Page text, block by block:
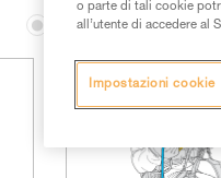
Le basi Prestazioni
o parte di tali cookie
all’utente di accedere al
Impostazioni cookie